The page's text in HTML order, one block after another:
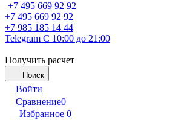
+7 495 669 92 92
+7 495 669 92 92
+7 985 185 14 44
Telegram С 10:00 до 21:00
Получить расчет
Поиск
Войти
Сравнение0
Избранное 0